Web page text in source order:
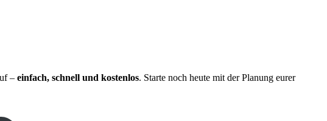
– einfach, schnell und kostenlos. Starte noch heute mit der Planung eurer